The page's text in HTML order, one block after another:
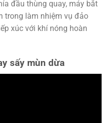
đầu thùng quay, máy bắt
trong làm nhiệm vụ đảo
xúc với khí nóng hoàn
sấy mùn dừa